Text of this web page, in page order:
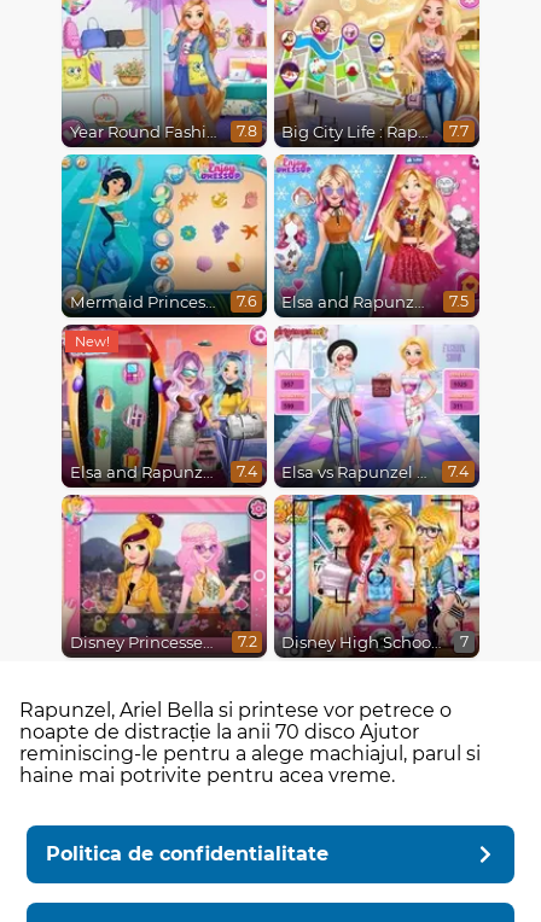
Year Round Fashionista Rapunzel 7.8 Big City Life : Rapunzel 7.7
Mermaid Princesses 7.6 Elsa and Rapunzel Princess Rivalry 7.5
Elsa and Rapunzel Future Fashion 7.4 Elsa vs Rapunzel Fashion Game 7.4
Disney Princesses : Boho vs Edgy 7.2 Disney High School Love 7
Rapunzel, Ariel Bella si printese vor petrece o
noapte de distracție la anii 70 disco Ajutor
reminiscing-le pentru a alege machiajul, parul si
haine mai potrivite pentru acea vreme.
Politica de confidentialitate